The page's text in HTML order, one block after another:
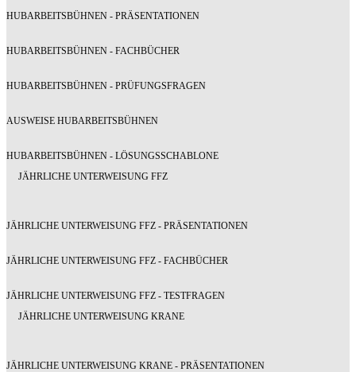
HUBARBEITSBÜHNEN - PRÄSENTATIONEN
HUBARBEITSBÜHNEN - FACHBÜCHER
HUBARBEITSBÜHNEN - PRÜFUNGSFRAGEN
AUSWEISE HUBARBEITSBÜHNEN
HUBARBEITSBÜHNEN - LÖSUNGSSCHABLONE
JÄHRLICHE UNTERWEISUNG FFZ
JÄHRLICHE UNTERWEISUNG FFZ - PRÄSENTATIONEN
JÄHRLICHE UNTERWEISUNG FFZ - FACHBÜCHER
JÄHRLICHE UNTERWEISUNG FFZ - TESTFRAGEN
JÄHRLICHE UNTERWEISUNG KRANE
JÄHRLICHE UNTERWEISUNG KRANE - PRÄSENTATIONEN